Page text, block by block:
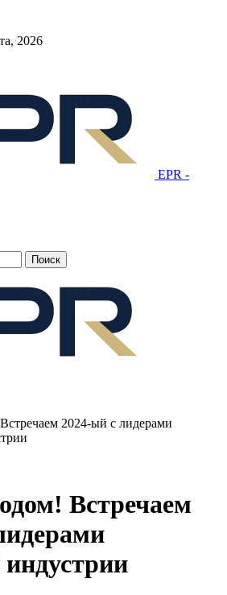
2026
EPR -
2024-ый с лидерами
Встречаем